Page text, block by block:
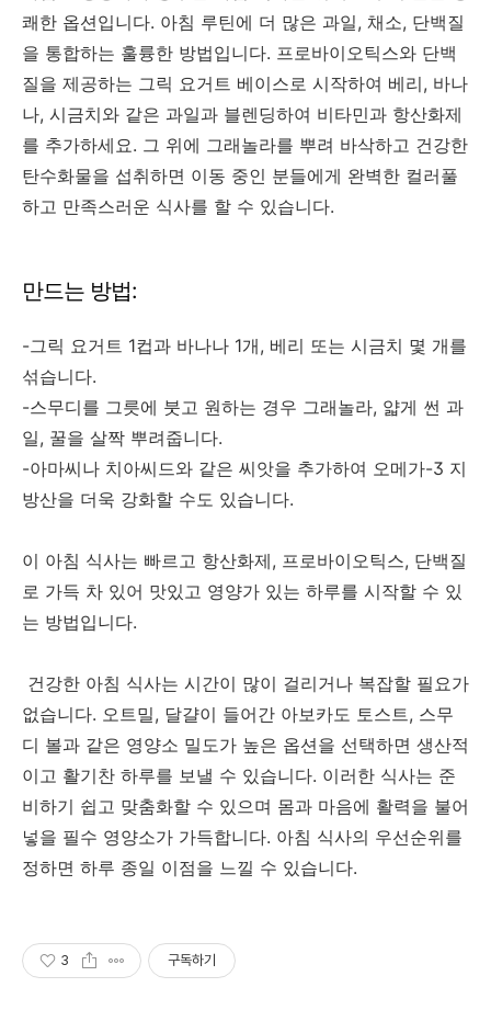
쾌한 옵션입니다. 아침 루틴에 더 많은 과일, 채소, 단백질
을 통합하는 훌륭한 방법입니다. 프로바이오틱스와 단백
질을 제공하는 그릭 요거트 베이스로 시작하여 베리, 바나
나, 시금치와 같은 과일과 블렌딩하여 비타민과 항산화제
를 추가하세요. 그 위에 그래놀라를 뿌려 바삭하고 건강한
탄수화물을 섭취하면 이동 중인 분들에게 완벽한 컬러풀
하고 만족스러운 식사를 할 수 있습니다.
만드는 방법:
-그릭 요거트 1컵과 바나나 1개, 베리 또는 시금치 몇 개를
섞습니다.
-스무디를 그릇에 붓고 원하는 경우 그래놀라, 얇게 썬 과
일, 꿀을 살짝 뿌려줍니다.
-아마씨나 치아씨드와 같은 씨앗을 추가하여 오메가-3 지
방산을 더욱 강화할 수도 있습니다.
이 아침 식사는 빠르고 항산화제, 프로바이오틱스, 단백질
로 가득 차 있어 맛있고 영양가 있는 하루를 시작할 수 있
는 방법입니다.
건강한 아침 식사는 시간이 많이 걸리거나 복잡할 필요가
없습니다. 오트밀, 달걀이 들어간 아보카도 토스트, 스무
디 볼과 같은 영양소 밀도가 높은 옵션을 선택하면 생산적
이고 활기찬 하루를 보낼 수 있습니다. 이러한 식사는 준
비하기 쉽고 맞춤화할 수 있으며 몸과 마음에 활력을 불어
넣을 필수 영양소가 가득합니다. 아침 식사의 우선순위를
정하면 하루 종일 이점을 느낄 수 있습니다.
3 구독하기